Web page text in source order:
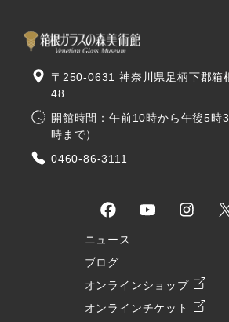
ニュース
ブログ
オンラインショップ
オンラインチケット
〒250-0631 神奈川県足柄下郡箱
48
開館時間：午前10時から午後5時
時まで）
0460-86-3111